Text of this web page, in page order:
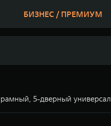
БИЗНЕС / ПРЕМИУМ
рамный, 5-дверный универсал